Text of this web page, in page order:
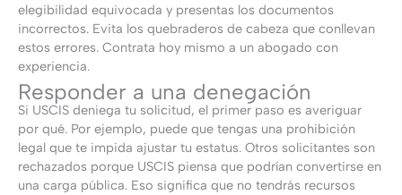
elegibilidad equivocada y presentas los documentos
incorrectos. Evita los quebraderos de cabeza que conllevan
estos errores. Contrata hoy mismo a un abogado con
experiencia.
Responder a una denegación
Si USCIS deniega tu solicitud, el primer paso es averiguar
por qué. Por ejemplo, puede que tengas una prohibición
legal que te impida ajustar tu estatus. Otros solicitantes son
rechazados porque USCIS piensa que podrían convertirse en
una carga pública. Eso significa que no tendrás recursos